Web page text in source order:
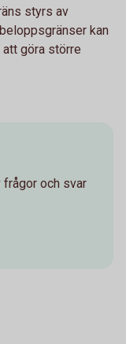
styrs av
kan
att göra större
frågor och svar